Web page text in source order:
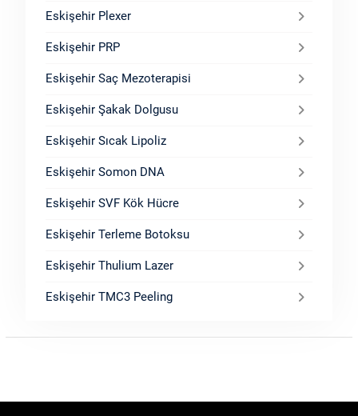
Eskişehir Plexer
Eskişehir PRP
Eskişehir Saç Mezoterapisi
Eskişehir Şakak Dolgusu
Eskişehir Sıcak Lipoliz
Eskişehir Somon DNA
Eskişehir SVF Kök Hücre
Eskişehir Terleme Botoksu
Eskişehir Thulium Lazer
Eskişehir TMC3 Peeling